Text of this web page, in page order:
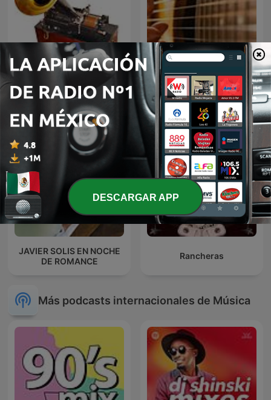
El fonógrafo una
revolución en el sonido
BOLEROS Y TRIOS
ROMANTICOS
JAVIER SOLIS EN NOCHE
DE ROMANCE
Rancheras
Más podcasts internacionales de Música
DESCARGAR APP